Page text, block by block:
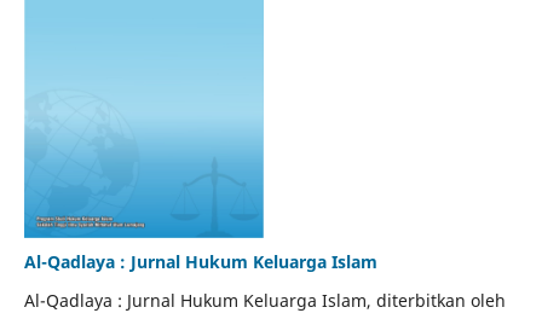
Al-Qadlaya : Jurnal Hukum Keluarga Islam
Al-Qadlaya : Jurnal Hukum Keluarga Islam, diterbitkan oleh